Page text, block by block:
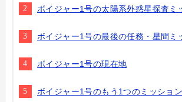
ボイジャー1号の太陽系外惑星探査ミ
ボイジャー1号の最後の任務・星間ミ
ボイジャー1号の現在地
ボイジャー1号のもう1つのミッショ